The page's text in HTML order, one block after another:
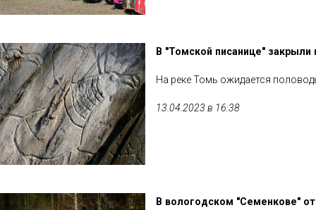
В "Томской писанице"
На реке Томь ожидается
13.04.2023 в 16:38
В вологодском "Семенкове"